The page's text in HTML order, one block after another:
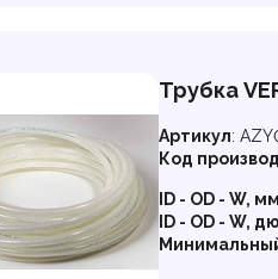
Трубка
Артикул:
Код
ID - OD - W, мм
ID - OD - W,